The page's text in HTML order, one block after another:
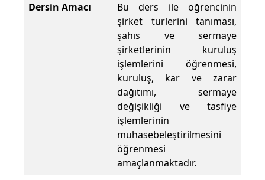
Dersin Amacı
Bu ders ile öğrencinin
şirket türlerini tanıması,
şahıs ve sermaye
şirketlerinin kuruluş
işlemlerini öğrenmesi,
kuruluş, kar ve zarar
dağıtımı, sermaye
değişikliği ve tasfiye
işlemlerinin
muhasebeleştirilmesini
öğrenmesi
amaçlanmaktadır.